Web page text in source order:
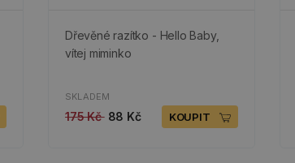
Dřevěné razítko - Hello Baby,
vítej miminko
SKLADEM
175 Kč 88 Kč KOUPIT